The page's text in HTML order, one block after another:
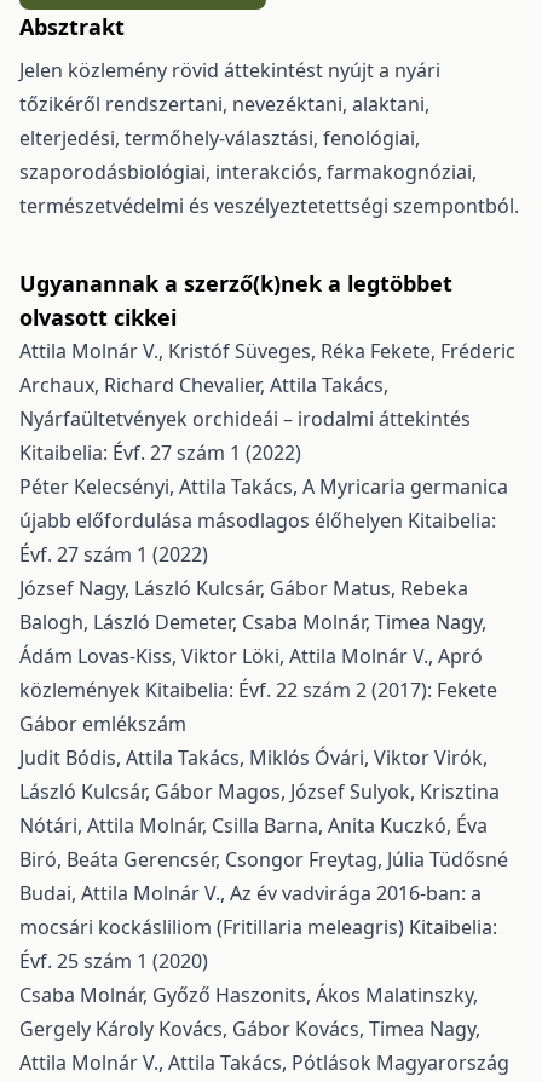
Absztrakt
Jelen közlemény rövid áttekintést nyújt a nyári
tőzikéről rendszertani, nevezéktani, alaktani,
elterjedési, termőhely-választási, fenológiai,
szaporodásbiológiai, interakciós, farmakognóziai,
természetvédelmi és veszélyeztetettségi szempontból.
Ugyanannak a szerző(k)nek a legtöbbet
olvasott cikkei
Attila Molnár V., Kristóf Süveges, Réka Fekete, Fréderic
Archaux, Richard Chevalier, Attila Takács,
Nyárfaültetvények orchideái – irodalmi áttekintés
Kitaibelia: Évf. 27 szám 1 (2022)
Péter Kelecsényi, Attila Takács, A Myricaria germanica
újabb előfordulása másodlagos élőhelyen Kitaibelia:
Évf. 27 szám 1 (2022)
József Nagy, László Kulcsár, Gábor Matus, Rebeka
Balogh, László Demeter, Csaba Molnár, Timea Nagy,
Ádám Lovas-Kiss, Viktor Löki, Attila Molnár V., Apró
közlemények Kitaibelia: Évf. 22 szám 2 (2017): Fekete
Gábor emlékszám
Judit Bódis, Attila Takács, Miklós Óvári, Viktor Virók,
László Kulcsár, Gábor Magos, József Sulyok, Krisztina
Nótári, Attila Molnár, Csilla Barna, Anita Kuczkó, Éva
Biró, Beáta Gerencsér, Csongor Freytag, Júlia Tüdősné
Budai, Attila Molnár V., Az év vadvirága 2016-ban: a
mocsári kockásliliom (Fritillaria meleagris) Kitaibelia:
Évf. 25 szám 1 (2020)
Csaba Molnár, Győző Haszonits, Ákos Malatinszky,
Gergely Károly Kovács, Gábor Kovács, Timea Nagy,
Attila Molnár V., Attila Takács, Pótlások Magyarország